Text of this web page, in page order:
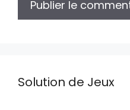
Solution de Jeux